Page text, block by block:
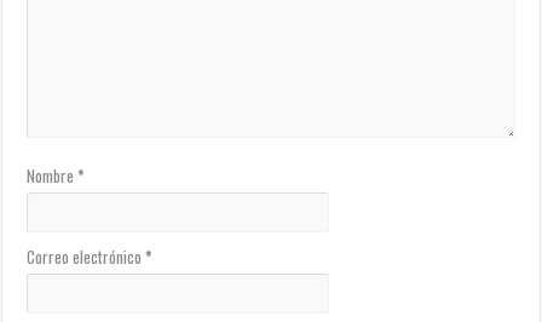
Nombre*
Correo electrónico*